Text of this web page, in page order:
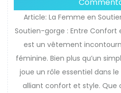
Article: La Femme en
Soutien-gorge : Entre Confort
est un vêtement
féminine. Bien plus qu’un
joue un rôle essentiel dans
alliant confort et style. Que